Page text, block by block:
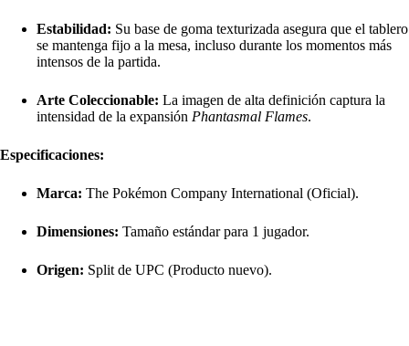
Estabilidad: Su base de goma texturizada asegura que el tablero
se mantenga fijo a la mesa, incluso durante los momentos más
intensos de la partida.
Arte Coleccionable: La imagen de alta definición captura la
intensidad de la expansión Phantasmal Flames.
Especificaciones:
Marca: The Pokémon Company International (Oficial).
Dimensiones: Tamaño estándar para 1 jugador.
Origen: Split de UPC (Producto nuevo).